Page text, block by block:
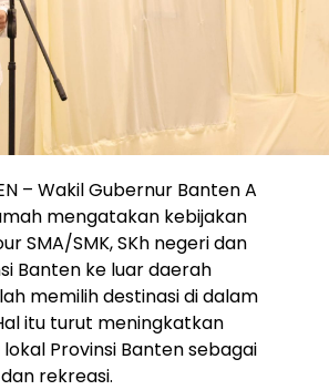
– Wakil Gubernur Banten A
mengatakan kebijakan
SMA/SMK, SKh negeri dan
Banten ke luar daerah
memilih destinasi di dalam
itu turut meningkatkan
Provinsi Banten sebagai
rekreasi.